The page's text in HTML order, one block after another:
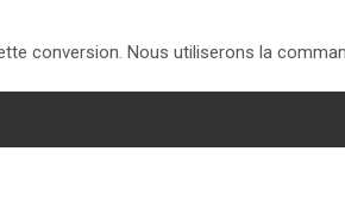
conversion. Nous utiliserons la